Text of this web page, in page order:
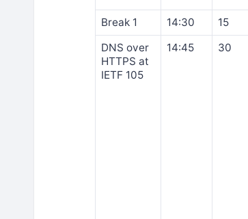
Break 1 14:30
15
DNS over
HTTPS at
IETF 105
14:45 30